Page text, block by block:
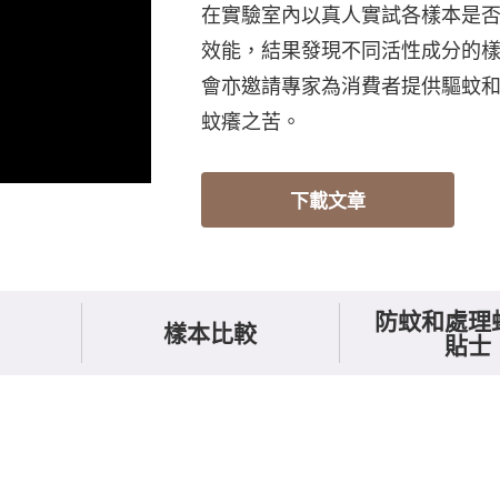
在實驗室內以真人實試各樣本是
效能，結果發現不同活性成分的
會亦邀請專家為消費者提供驅蚊
蚊癢之苦。
下載文章
樣本比較 防蚊和處理
貼士